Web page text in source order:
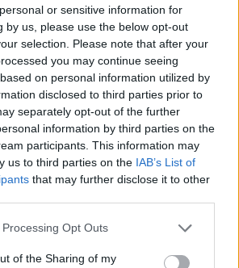
or sensitive information for
by us, please use the below opt-out
selection. Please note that after your
you may continue seeing
on personal information utilized by
disclosed to third parties prior to
separately opt-out of the further
information by third parties on the
participants. This information may
us to third parties on the IAB’s List of
that may further disclose it to other
website/app uses one or more Google
or usage behaviour. You may click to
Opt Outs
of the Sharing of my